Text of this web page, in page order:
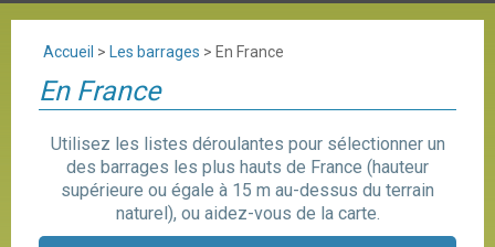
Accueil > Les barrages > En France
En France
Utilisez les listes déroulantes pour sélectionner un
des barrages les plus hauts de France (hauteur
supérieure ou égale à 15 m au-dessus du terrain
naturel), ou aidez-vous de la carte.